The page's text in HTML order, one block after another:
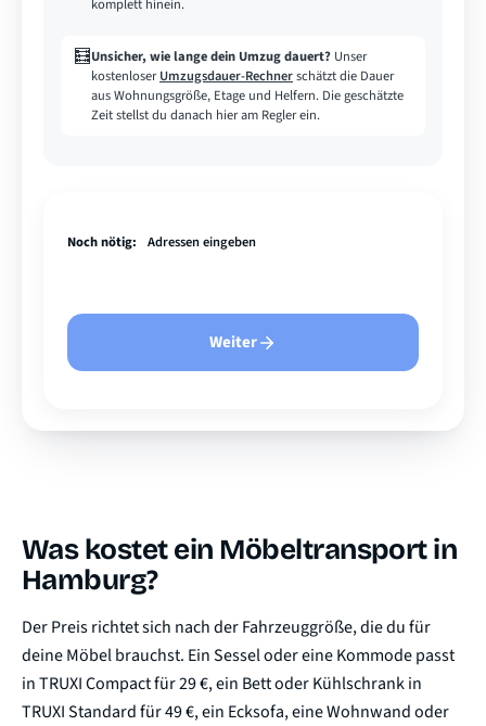
komplett hinein.
🧮Unsicher, wie lange dein Umzug dauert? Unser
kostenloserUmzugsdauer-Rechnerschätzt die Dauer
aus Wohnungsgröße, Etage und Helfern. Die geschätzte
Zeit stellst du danach hier am Regler ein.
Noch nötig: Adressen eingeben
Weiter
Was kostet ein Möbeltransport in
Hamburg?
Der Preis richtet sich nach der Fahrzeuggröße, die du für
deine Möbel brauchst. Ein Sessel oder eine Kommode passt
in TRUXI Compact für 29 €, ein Bett oder Kühlschrank in
TRUXI Standard für 49 €, ein Ecksofa, eine Wohnwand oder